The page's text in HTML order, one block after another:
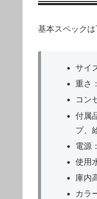
基本スペックは
サイ
重さ
コン
付属
プ、
電源
使用
庫内
カラ